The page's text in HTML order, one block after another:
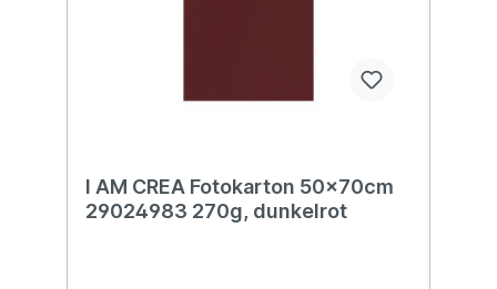
I AM CREA Fotokarton 50x70cm
29024983 270g, dunkelrot